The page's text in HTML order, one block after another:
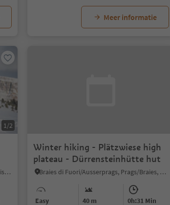
Meer informatie
1/2
Ortisei/Urtijëi/St. Ulrich/Urtijëi, Urtijëi/Ortisei, Dolomites Region Val Gardena
Winter hiking - Plätzwiese high
plateau - Dürrensteinhütte hut
Braies di Fuori/Ausserprags, Prags/Braies, Dolomites Region 3 Zinnen
Easy 40 m 0h:31 Min